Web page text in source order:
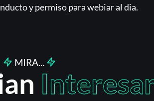
y permiso para webiar al dia.
MIRA...